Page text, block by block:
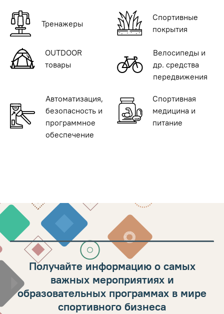
Тренажеры
Спортивные
покрытия
OUTDOOR
товары
Велосипеды и
др. средства
передвижения
Автоматизация,
безопасность и
программное
обеспечение
Спортивная
медицина и
питание
Получайте информацию о самых
важных мероприятиях и
образовательных программах в мире
спортивного бизнеса